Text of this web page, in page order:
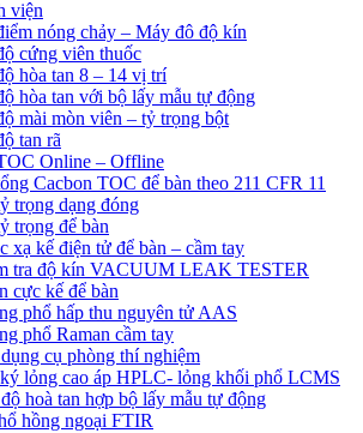
viện
nóng chảy – Máy đô độ kín
cứng viên thuốc
hòa tan 8 – 14 vị trí
hòa tan với bộ lấy mẫu tự động
mài mòn viên – tỷ trọng bột
tan rã
Online – Offline
Cacbon TOC để bàn theo 211 CFR 11
trọng dạng đóng
trọng để bàn
xạ kế điện tử để bàn – cầm tay
tra độ kín VACUUM LEAK TESTER
cực kế để bàn
phổ hấp thu nguyên tử AAS
phổ Raman cầm tay
cụ phòng thí nghiệm
lỏng cao áp HPLC- lỏng khối phổ LCMS
hoà tan hợp bộ lấy mẫu tự động
hồng ngoại FTIR